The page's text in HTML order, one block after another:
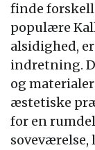
finde
populære
alsidighed,
indretning.
og
æstetiske
for en
soveværelse,